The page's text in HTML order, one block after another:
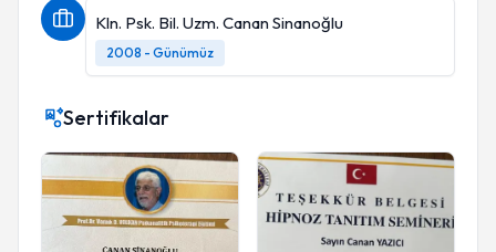
Kln. Psk. Bil. Uzm. Canan Sinanoğlu
2008 - Günümüz
Sertifikalar